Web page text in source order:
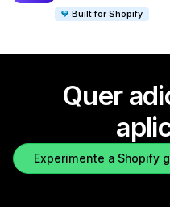
Built for Shopify
Quer
Experimente a Shopify